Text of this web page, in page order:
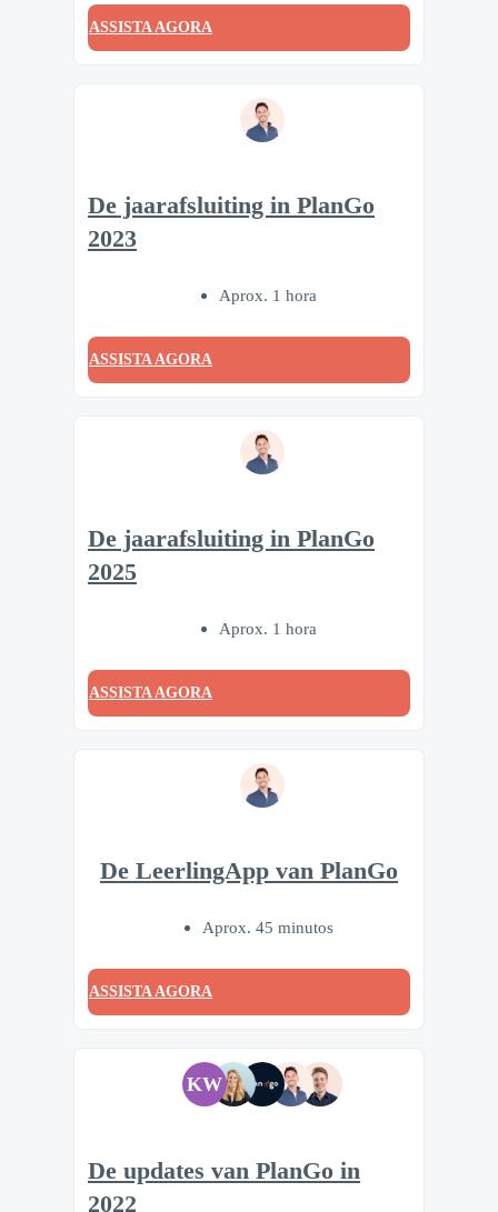
ASSISTA AGORA
De jaarafsluiting in PlanGo
2023
Aprox. 1 hora
ASSISTA AGORA
De jaarafsluiting in PlanGo
2025
Aprox. 1 hora
ASSISTA AGORA
De LeerlingApp van PlanGo
Aprox. 45 minutos
ASSISTA AGORA
KW
De updates van PlanGo in
2022